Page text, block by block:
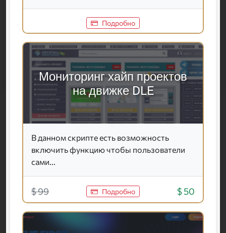
Подробно
Мониторинг хайп проектов
на движке DLE
В данном скрипте есть возможность
включить функцию чтобы пользователи
сами...
$ 99 Подробно $ 50